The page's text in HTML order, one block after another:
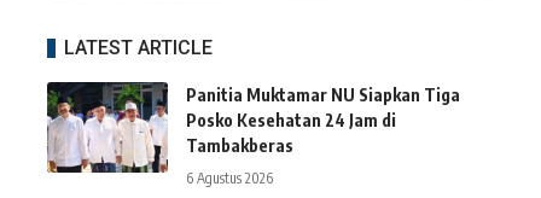
LATEST ARTICLE
Panitia Muktamar NU Siapkan Tiga
Posko Kesehatan 24 Jam di
Tambakberas
6 Agustus 2026